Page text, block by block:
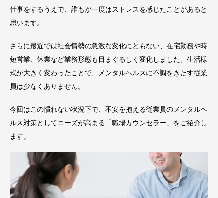
仕事をするうえで、誰もが一度はストレスを感じたことがあると
思います。
さらに最近では社会情勢の急激な変化にともない、在宅勤務や時
短営業、休業など業務形態も目まぐるしく変化しました。生活様
式が大きく変わったことで、メンタルヘルスに不調をきたす従業
員は少なくありません。
今回はこの慣れない状況下で、不安を抱える従業員のメンタルヘ
ルス対策としてニーズが高まる「職場カウンセラー」をご紹介し
ます。